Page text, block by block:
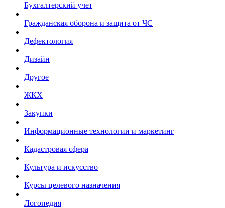
Бухгалтерский учет
Гражданская оборона и защита от ЧС
Дефектология
Дизайн
Другое
ЖКХ
Закупки
Информационные технологии и маркетинг
Кадастровая сфера
Культура и искусство
Курсы целевого назначения
Логопедия